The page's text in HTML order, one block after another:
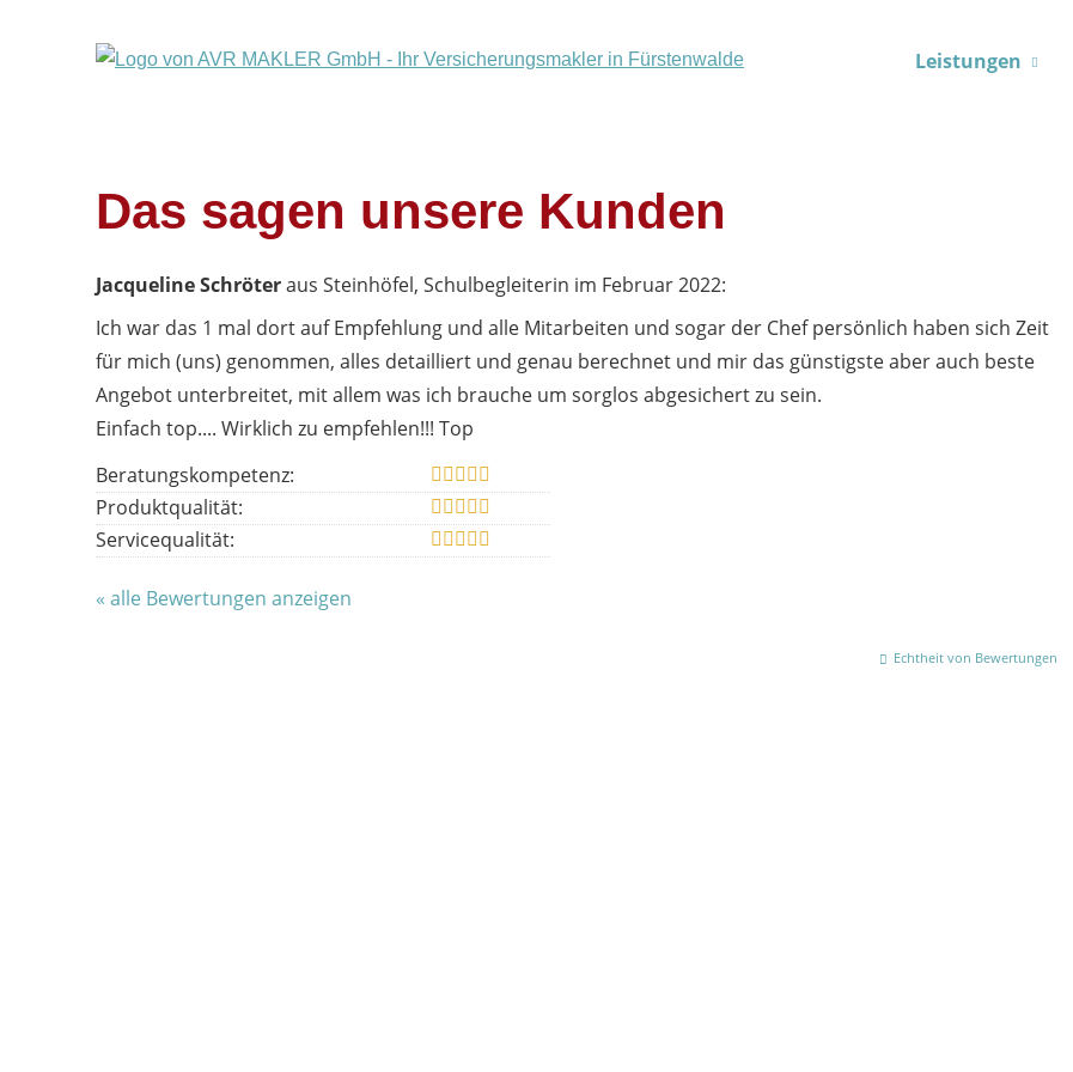
Leistungen
Das sagen unsere Kunden
Jacqueline Schröteraus Steinhöfel, Schulbegleiterin im Februar 2022:
Ich war das 1 mal dort auf Empfehlung und alle Mitarbeiten und sogar der Chef persönlich haben sich Zeit
für mich (uns) genommen, alles detailliert und genau berechnet und mir das günstigste aber auch beste
Angebot unterbreitet, mit allem was ich brauche um sorglos abgesichert zu sein.
Einfach top.... Wirklich zu empfehlen!!! Top
Beratungskompetenz:
Produktqualität:
Servicequalität:
« alle Bewertungen anzeigen
Echtheit von Bewertungen